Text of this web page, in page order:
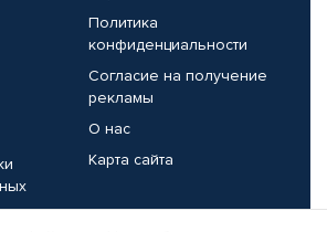
Политика
конфиденциальности
Согласие на получение
рекламы
О нас
Карта сайта